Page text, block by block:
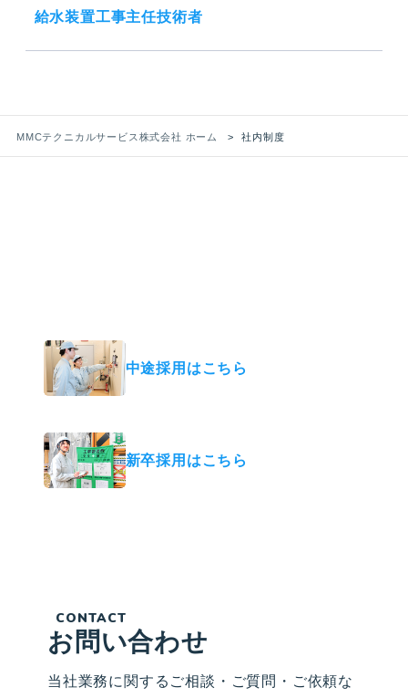
給水装置工事主任技術者
MMCテクニカルサービス株式会社 ホーム 社内制度
中途採用はこちら
新卒採用はこちら
CONTACT
お問い合わせ
当社業務に関するご相談・ご質問・ご依頼な